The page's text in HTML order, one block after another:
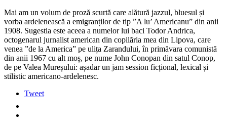
Mai am un volum de proză scurtă care alătură jazzul, bluesul și
vorba ardelenească a emigranților de tip ”A lu’ Americanu” din anii
1908. Sugestia este aceea a numelor lui baci Todor Andrica,
octogenarul jurnalist american din copilăria mea din Lipova, care
venea ”de la America” pe ulița Zarandului, în primăvara comunistă
din anii 1967 cu alt moș, pe nume John Conopan din satul Conop,
de pe Valea Mureșului: așadar un jam session ficțional, lexical și
stilistic americano-ardelenesc.
Tweet